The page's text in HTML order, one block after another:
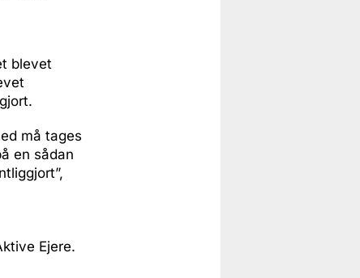
blevet
må tages
en sådan
Ejere.